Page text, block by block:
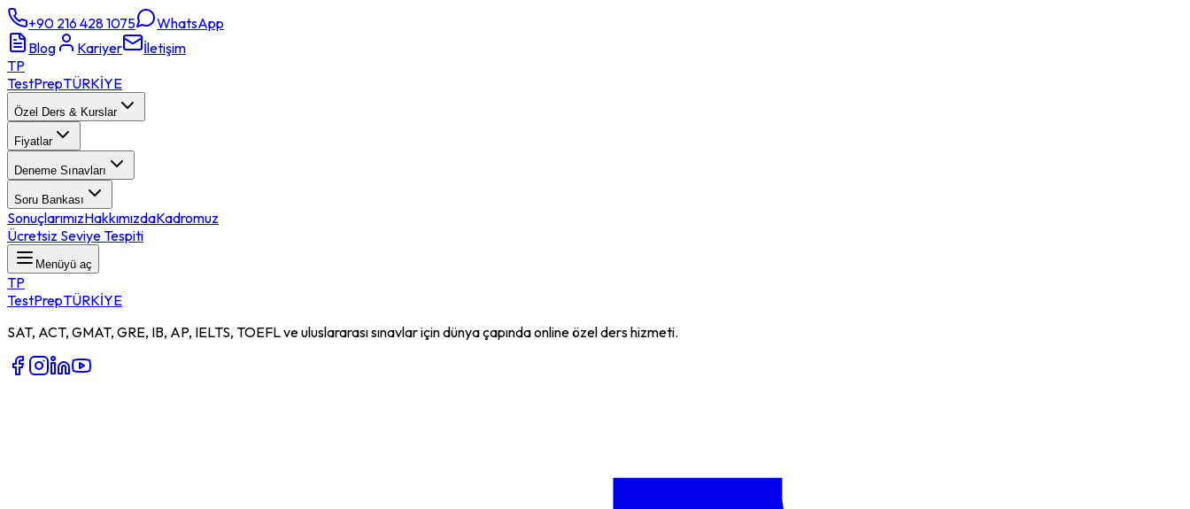
+90 216 428 1075
WhatsApp
Blog
Kariyer
İletişim
TP
TestPrepTÜRKİYE
Özel Ders & Kurslar
Fiyatlar
Deneme Sınavları
Soru Bankası
SonuçlarımızHakkımızdaKadromuz
Ücretsiz Seviye Tespiti
Menüyü aç
TP
TestPrepTÜRKİYE
SAT, ACT, GMAT, GRE, IB, AP, IELTS, TOEFL ve uluslararası sınavlar için dünya çapında online özel ders hizmeti.